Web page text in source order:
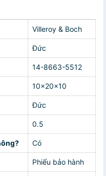
Villeroy & Boch
Đức
14-8663-5512
10x20x10
Đức
0.5
Có
Phiếu bảo hành